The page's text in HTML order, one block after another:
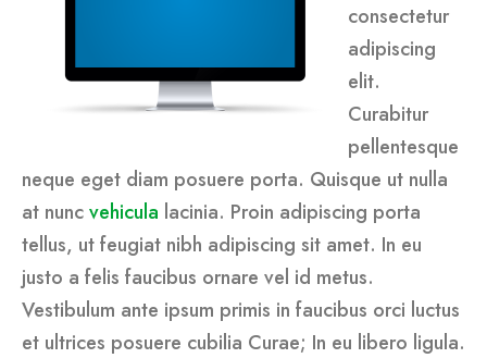
consectetur
adipiscing
elit.
Curabitur
pellentesque
neque eget diam posuere porta. Quisque ut nulla
at nuncvehicula lacinia. Proin adipiscing porta
tellus, ut feugiat nibh adipiscing sit amet. In eu
justo a felis faucibus ornare vel id metus.
Vestibulum ante ipsum primis in faucibus orci luctus
et ultrices posuere cubilia Curae; In eu libero ligula.